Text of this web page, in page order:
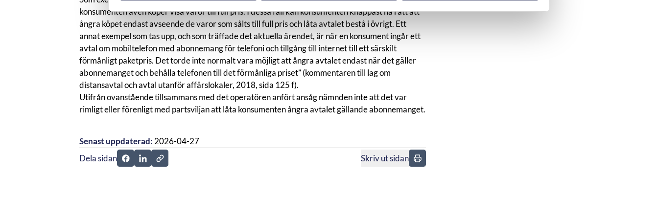
konsumenten även köper visa varor till full pris. I dessa fall kan konsumenten knappast ha rätt att
ångra köpet endast avseende de varor som sålts till full pris och låta avtalet bestå i övrigt. Ett
annat exempel som tas upp, och som träffade det aktuella ärendet, är när en konsument ingår ett
avtal om mobiltelefon med abonnemang för telefoni och tillgång till internet till ett särskilt
förmånligt paketpris. Det torde inte normalt vara möjligt att ångra avtalet endast när det gäller
abonnemanget och behålla telefonen till det förmånliga priset” (kommentaren till lag om
distansavtal och avtal utanför affärslokaler, 2018, sida 125 f).
Utifrån ovanstående tillsammans med det operatören anfört ansåg nämnden inte att det var
rimligt eller förenligt med partsviljan att låta konsumenten ångra avtalet gällande abonnemanget.
Senast uppdaterad: 2026-04-27
Dela sidan
Dela sidan på Facebook
Dela sidan på Linkedin
Skriv ut sidan